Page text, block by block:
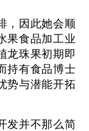
，因此她会顺
果食品加工业
龙珠果初期即
持有食品博士
势与潜能开拓
发并不那么简